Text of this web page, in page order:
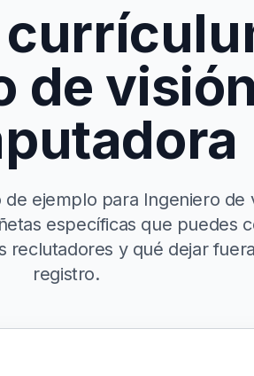
de
ejemplo para Ingeniero de
específicas que puedes
reclutadores y qué dejar
registro.